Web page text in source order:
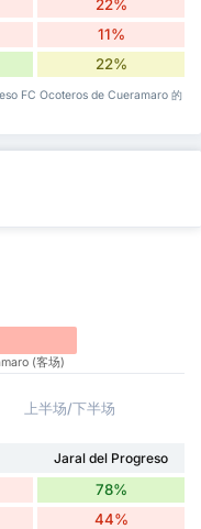
22%
11%
22%
FC Ocoteros de Cueramaro 的
(客场)
上半场/下半场
Jaral del Progreso
78%
44%